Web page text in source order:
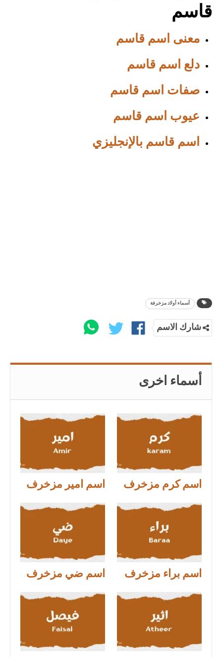
قاسم
معنى اسم قاسم
دلع اسم قاسم
صفات اسم قاسم
عيوب اسم قاسم
اسم قاسم بالإنجليزي
أسماء أولاد مزخرفة
شارك الاسم
أسماء اخرى
اسم كرم مزخرف اسم امير مزخرف
اسم براء مزخرف اسم ضي مزخرف